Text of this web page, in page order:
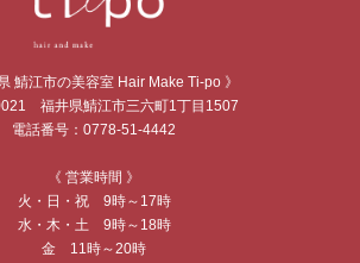
鯖江市の美容室 Hair Make Ti-po 》
福井県鯖江市三六町1丁目1507
電話番号：0778-51-4442
《 営業時間 》
火・日・祝 9時～17時
水・木・土 9時～18時
金 11時～20時